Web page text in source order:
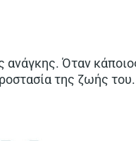
Όταν
της ζωής